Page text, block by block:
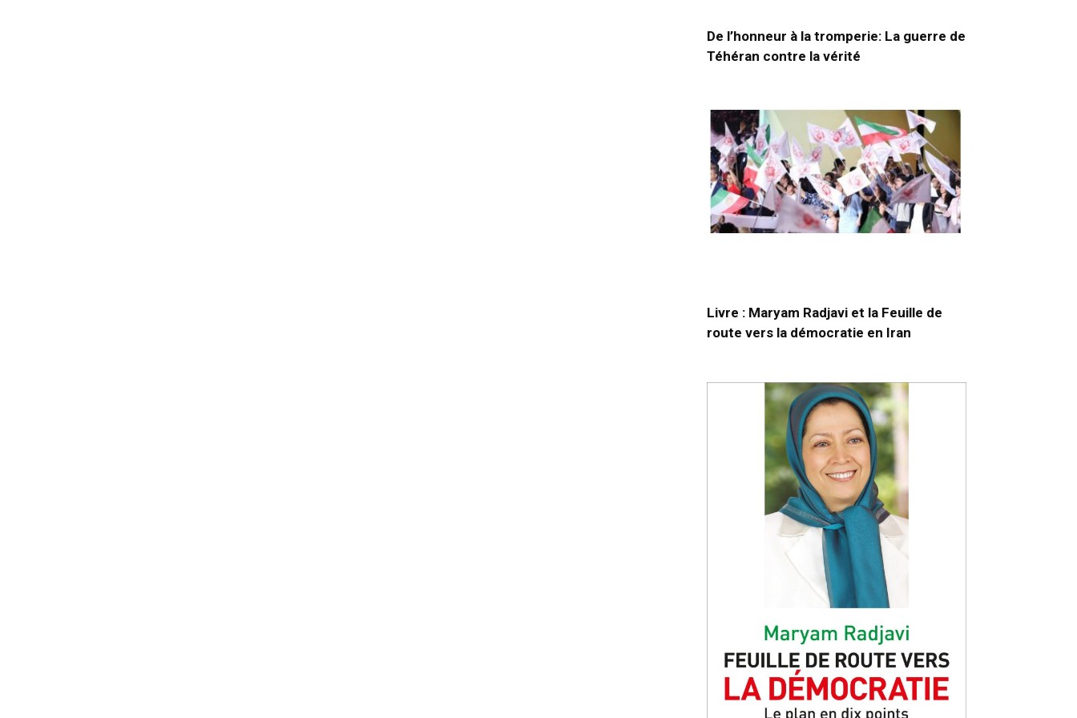
De l’honneur à la tromperie: La guerre de
Téhéran contre la vérité
Livre : Maryam Radjavi et la Feuille de
route vers la démocratie en Iran